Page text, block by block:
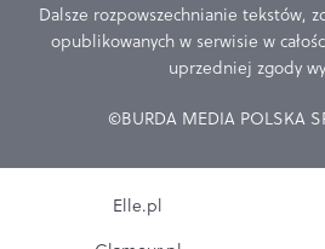
Dalsze rozpowszechnianie tekstów,
opublikowanych w serwisie w
uprzedniej zgody
©BURDA MEDIA POLSKA
Elle.pl